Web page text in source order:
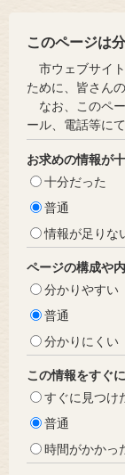
このページは
市ウェブサイ
ために、皆さん
なお、このペ
ール、電話等に
お求めの情報が
十分だった
普通
情報が足りな
ページの構成や
分かりやすい
普通
分かりにくい
この情報をすぐ
すぐに見つけ
普通
時間がかかっ